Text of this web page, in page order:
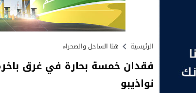
الرئيسية هنا الساحل والصحراء
فقدان خمسة بحارة في غرق
نواذيبو